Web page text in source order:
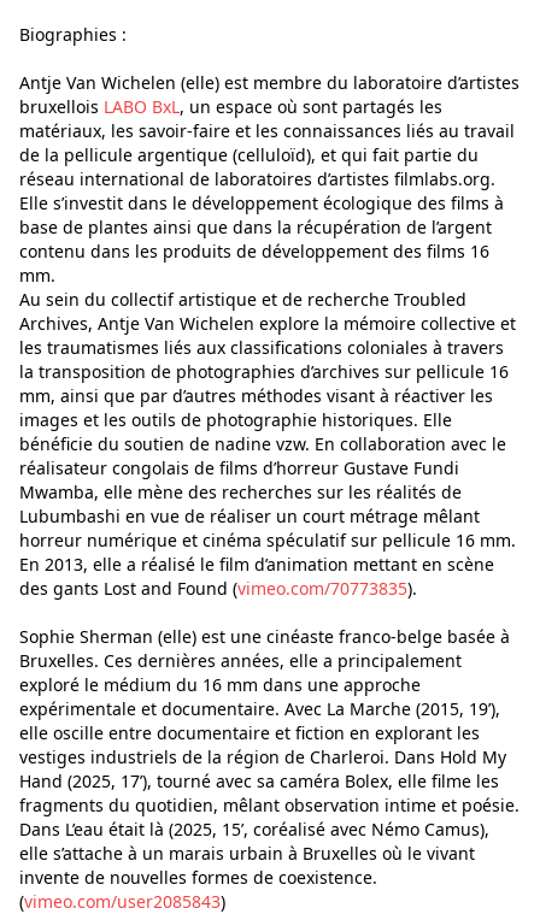
Biographies :
Antje Van Wichelen (elle) est membre du laboratoire d’artistes
bruxellois LABO BxL, un espace où sont partagés les
matériaux, les savoir-faire et les connaissances liés au travail
de la pellicule argentique (celluloïd), et qui fait partie du
réseau international de laboratoires d’artistes filmlabs.org.
Elle s’investit dans le développement écologique des films à
base de plantes ainsi que dans la récupération de l’argent
contenu dans les produits de développement des films 16
mm.
Au sein du collectif artistique et de recherche Troubled
Archives, Antje Van Wichelen explore la mémoire collective et
les traumatismes liés aux classifications coloniales à travers
la transposition de photographies d’archives sur pellicule 16
mm, ainsi que par d’autres méthodes visant à réactiver les
images et les outils de photographie historiques. Elle
bénéficie du soutien de nadine vzw. En collaboration avec le
réalisateur congolais de films d’horreur Gustave Fundi
Mwamba, elle mène des recherches sur les réalités de
Lubumbashi en vue de réaliser un court métrage mêlant
horreur numérique et cinéma spéculatif sur pellicule 16 mm.
En 2013, elle a réalisé le film d’animation mettant en scène
des gants Lost and Found (vimeo.com/70773835).
Sophie Sherman (elle) est une cinéaste franco-belge basée à
Bruxelles. Ces dernières années, elle a principalement
exploré le médium du 16 mm dans une approche
expérimentale et documentaire. Avec La Marche (2015, 19’),
elle oscille entre documentaire et fiction en explorant les
vestiges industriels de la région de Charleroi. Dans Hold My
Hand (2025, 17’), tourné avec sa caméra Bolex, elle filme les
fragments du quotidien, mêlant observation intime et poésie.
Dans L’eau était là (2025, 15’, coréalisé avec Némo Camus),
elle s’attache à un marais urbain à Bruxelles où le vivant
invente de nouvelles formes de coexistence.
(vimeo.com/user2085843)